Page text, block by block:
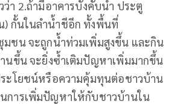
ว่า 2.ถ้ามีอาคารบังคับน้ำ ประตู
) กั้นในลำน้ำชีอีก ทั้งพื้นที่
มชน จะถูกน้ำท่วมเพิ่มสูงขึ้น และกิน
านขึ้น จะยิ่งซ้ำเติมปัญหาเพิ่มมากขึ้น
ระโยชน์หรือความคุ้มทุนต่อชาวบ้าน
การเพิ่มปัญหาให้กับชาวบ้านใน